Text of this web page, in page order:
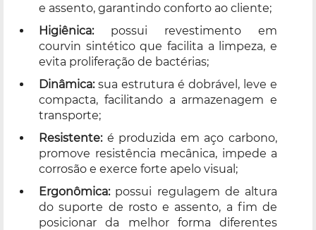
e assento, garantindo conforto ao cliente;
Higiênica:possui revestimento em
courvin sintético que facilita a limpeza, e
evita proliferação de bactérias;
Dinâmica:sua estrutura é dobrável, leve e
compacta, facilitando a armazenagem e
transporte;
Resistente:é produzida em aço carbono,
promove resistência mecânica, impede a
corrosão e exerce forte apelo visual;
Ergonômica:possui regulagem de altura
do suporte de rosto e assento, a fim de
posicionar da melhor forma diferentes